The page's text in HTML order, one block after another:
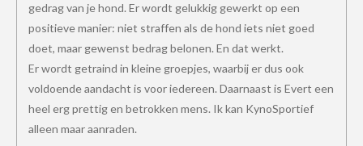
gedrag van je hond. Er wordt gelukkig gewerkt op een
positieve manier: niet straffen als de hond iets niet goed
doet, maar gewenst bedrag belonen. En dat werkt.
Er wordt getraind in kleine groepjes, waarbij er dus ook
voldoende aandacht is voor iedereen. Daarnaast is Evert een
heel erg prettig en betrokken mens. Ik kan KynoSportief
alleen maar aanraden.